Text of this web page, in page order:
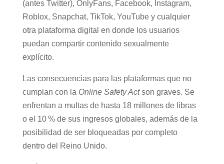
mira
Esta regulación, que tienen que cumplir los
sitios de contenido pornográfico como PornHub,
alcanza también a redes sociales como Reddit,
Instagram, Roblox, Snapchat, TikTok, YouTube y
cualquier otra plataforma digital en donde los
usuarios puedan compartir contenido
sexualmente explícito.
Las consecuencias para las plataformas que no